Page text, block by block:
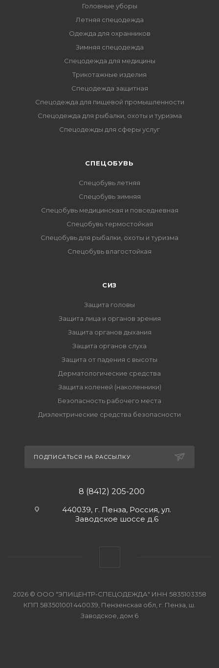
Головные уборы
Летняя спецодежда
Одежда для охранников
Зимняя спецодежда
Спецодежда для медицины
Трикотажные изделия
Спецодежда защитная
Спецодежда для пищевой промышленности
Спецодежда для рыбалки, охоты и туризма
Спецодежды для сферы услуг
CПЕЦОБУВЬ
Спецобувь летняя
Спецобувь зимняя
Спецобувь медицинская и повседневная
Спецобувь термостойкая
Спецобувь для рыбалки, охоты и туризма
Спецобувь влагостойкая
СИЗ
Защита головы
Защита лица и органов зрения
Защита органов дыхания
Защита органов слуха
Защита от падения с высоты
Дерматологические средства
Защита коленей (наколенники)
Безопасность рабочего места
Диэлектрические средства безопасности
ПОДПИСАТЬСЯ НА РАССЫЛКУ
8 (8412) 205-200
440039, г. Пенза, Россия, ул.
Заводское шоссе д.6
2026 © ООО "ЭПИЦЕНТР-СПЕЦОДЕЖДА" ИНН 5835103358
КПП 583501001 440039, Пензенская обл, г. Пенза, ш.
Заводское, дом 6